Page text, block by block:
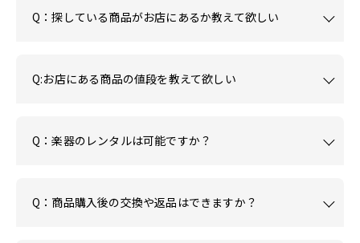
Q：探している商品がお店にあるか教えて欲しい
Q:お店にある商品の値段を教えて欲しい
Q：楽器のレンタルは可能ですか？
Q：商品購入後の交換や返品はできますか？